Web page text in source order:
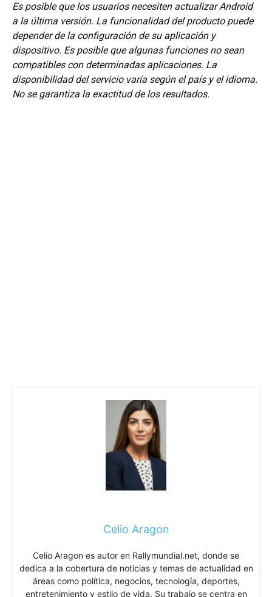
Es posible que los usuarios necesiten actualizar Android
a la última versión. La funcionalidad del producto puede
depender de la configuración de su aplicación y
dispositivo. Es posible que algunas funciones no sean
compatibles con determinadas aplicaciones. La
disponibilidad del servicio varía según el país y el idioma.
No se garantiza la exactitud de los resultados.
Celio Aragon
Celio Aragon es autor en Rallymundial.net, donde se
dedica a la cobertura de noticias y temas de actualidad en
áreas como política, negocios, tecnología, deportes,
entretenimiento y estilo de vida. Su trabajo se centra en